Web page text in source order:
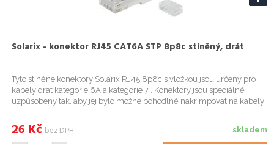
Solarix - konektor RJ45 CAT6A STP 8p8c stíněný, drát
Tyto stíněné konektory Solarix RJ45 8p8c s vložkou jsou určeny pro
kabely drát kategorie 6A a kategorie 7 . Konektory jsou speciálně
uzpůsobeny tak, aby jej bylo možné pohodlně nakrimpovat na kabely
skladem
26 Kč bez DPH